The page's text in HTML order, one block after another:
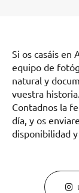
Si os casáis en
equipo de
natural y
vuestra historia.
Contadnos la
día, y os
disponibilidad